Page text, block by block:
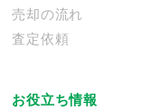
売却の流れ
査定依頼
お役立ち情報